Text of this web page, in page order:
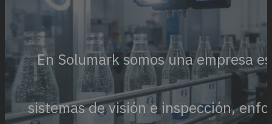
En Solumark somos una empresa
sistemas de visión e inspección,